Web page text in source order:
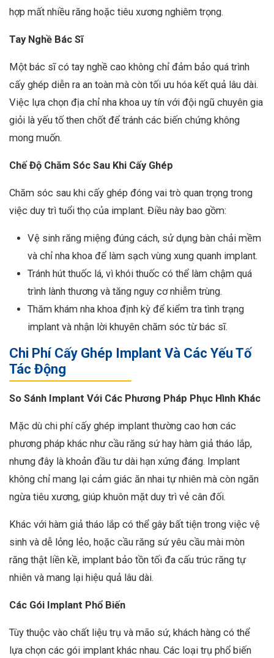
hợp mất nhiều răng hoặc tiêu xương nghiêm trọng.
Tay Nghề Bác Sĩ
Một bác sĩ có tay nghề cao không chỉ đảm bảo quá trình
cấy ghép diễn ra an toàn mà còn tối ưu hóa kết quả lâu dài.
Việc lựa chọn địa chỉ nha khoa uy tín với đội ngũ chuyên gia
giỏi là yếu tố then chốt để tránh các biến chứng không
mong muốn.
Chế Độ Chăm Sóc Sau Khi Cấy Ghép
Chăm sóc sau khi cấy ghép đóng vai trò quan trọng trong
việc duy trì tuổi thọ của implant. Điều này bao gồm:
Vệ sinh răng miệng đúng cách, sử dụng bàn chải mềm
và chỉ nha khoa để làm sạch vùng xung quanh implant.
Tránh hút thuốc lá, vì khói thuốc có thể làm chậm quá
trình lành thương và tăng nguy cơ nhiễm trùng.
Thăm khám nha khoa định kỳ để kiểm tra tình trạng
implant và nhận lời khuyên chăm sóc từ bác sĩ.
Chi Phí Cấy Ghép Implant Và Các Yếu Tố
Tác Động
So Sánh Implant Với Các Phương Pháp Phục Hình Khác
Mặc dù chi phí cấy ghép implant thường cao hơn các
phương pháp khác như cầu răng sứ hay hàm giả tháo lắp,
nhưng đây là khoản đầu tư dài hạn xứng đáng. Implant
không chỉ mang lại cảm giác ăn nhai tự nhiên mà còn ngăn
ngừa tiêu xương, giúp khuôn mặt duy trì vẻ cân đối.
Khác với hàm giả tháo lắp có thể gây bất tiện trong việc vệ
sinh và dễ lỏng lẻo, hoặc cầu răng sứ yêu cầu mài mòn
răng thật liền kề, implant bảo tồn tối đa cấu trúc răng tự
nhiên và mang lại hiệu quả lâu dài.
Các Gói Implant Phổ Biến
Tùy thuộc vào chất liệu trụ và mão sứ, khách hàng có thể
lựa chọn các gói implant khác nhau. Các loại trụ phổ biến